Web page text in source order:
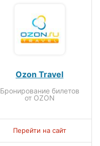
Ozon Travel
Бронирование билетов
от OZON
Перейти на сайт